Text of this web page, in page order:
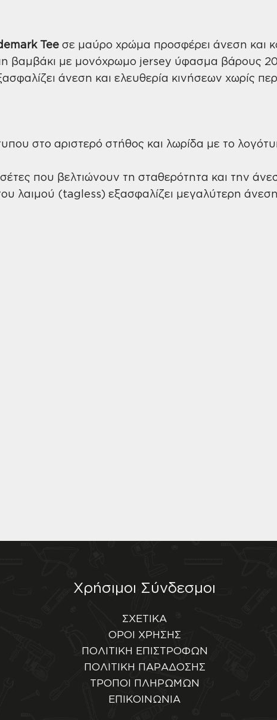
Tee σε μαύρο χρώμα προσφέρει άνεση και
βαμβάκι με μονόχρωμο jersey ύφασμα βάρους
άνεση και ελευθερία κινήσεων χωρίς
στο αριστερό στήθος και λωρίδα με το
που βελτιώνουν τη σταθερότητα και την
λαιμού (tagless) εξασφαλίζει μεγαλύτερη άνεση
Χρήσιμοι Σύνδεσμοι
ΣΧΕΤΙΚΑ
ΟΡΟΙ ΧΡΗΣΗΣ
ΠΟΛΙΤΙΚΗ ΕΠΙΣΤΡΟΦΩΝ
ΠΟΛΙΤΙΚΗ ΠΑΡΑΔΟΣΗΣ
ΤΡΟΠΟΙ ΠΛΗΡΩΜΩΝ
ΕΠΙΚΟΙΝΩΝΙΑ